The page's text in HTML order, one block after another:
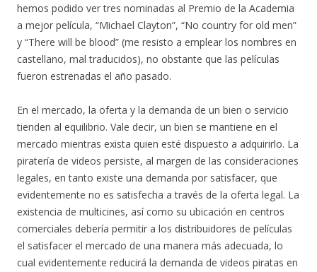
hemos podido ver tres nominadas al Premio de la Academia
a mejor película, “Michael Clayton”, “No country for old men”
y “There will be blood” (me resisto a emplear los nombres en
castellano, mal traducidos), no obstante que las películas
fueron estrenadas el año pasado.
En el mercado, la oferta y la demanda de un bien o servicio
tienden al equilibrio. Vale decir, un bien se mantiene en el
mercado mientras exista quien esté dispuesto a adquirirlo. La
piratería de videos persiste, al margen de las consideraciones
legales, en tanto existe una demanda por satisfacer, que
evidentemente no es satisfecha a través de la oferta legal. La
existencia de multicines, así como su ubicación en centros
comerciales debería permitir a los distribuidores de películas
el satisfacer el mercado de una manera más adecuada, lo
cual evidentemente reducirá la demanda de videos piratas en